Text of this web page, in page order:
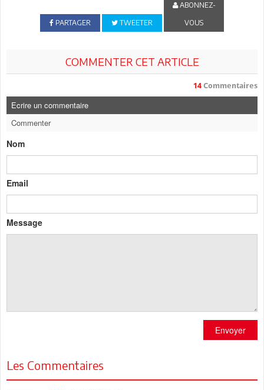
PARTAGER TWEETER
ABONNEZ-
VOUS
COMMENTER CET ARTICLE
14 Commentaires
Ecrire un commentaire
Commenter
Nom
Email
Message
Envoyer
Les Commentaires